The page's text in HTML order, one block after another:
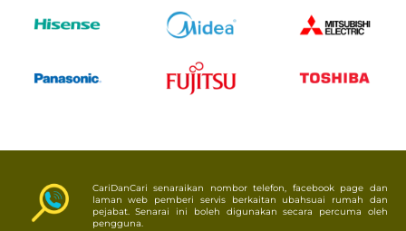
CariDanCari senaraikan nombor telefon, facebook page dan
laman web pemberi servis berkaitan ubahsuai rumah dan
pejabat. Senarai ini boleh digunakan secara percuma oleh
pengguna.